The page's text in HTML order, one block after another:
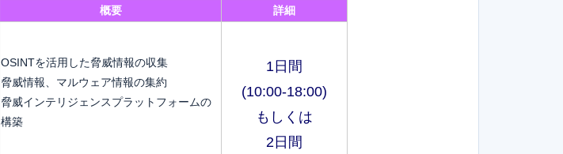
概要 詳細
OSINTを活用した脅威情報の収集
脅威情報、マルウェア情報の集約
脅威インテリジェンスプラットフォームの
構築
1日間
(10:00-18:00)
もしくは
2日間